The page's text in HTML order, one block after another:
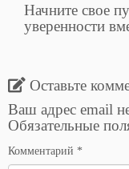
Начните свое
уверенности
Оставьте
Ваш адрес email
Обязательные
Комментарий *